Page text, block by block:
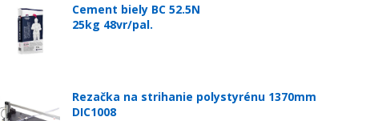
Cement biely BC 52.5N
25kg 48vr/pal.
Rezačka na strihanie polystyrénu 1370mm
DIC1008